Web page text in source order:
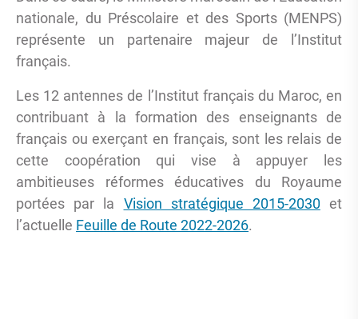
nationale, du Préscolaire et des Sports (MENPS)
représente un partenaire majeur de l’Institut
français.
Les 12 antennes de l’Institut français du Maroc, en
contribuant à la formation des enseignants de
français ou exerçant en français, sont les relais de
cette coopération qui vise à appuyer les
ambitieuses réformes éducatives du Royaume
portées par la Vision stratégique 2015-2030et
l’actuelle Feuille de Route 2022-2026.